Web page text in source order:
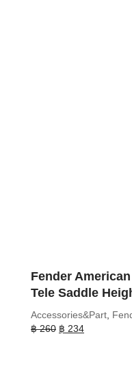
Fender
Tele Saddle
Accessories&Part
฿260 Original
฿ 234Current